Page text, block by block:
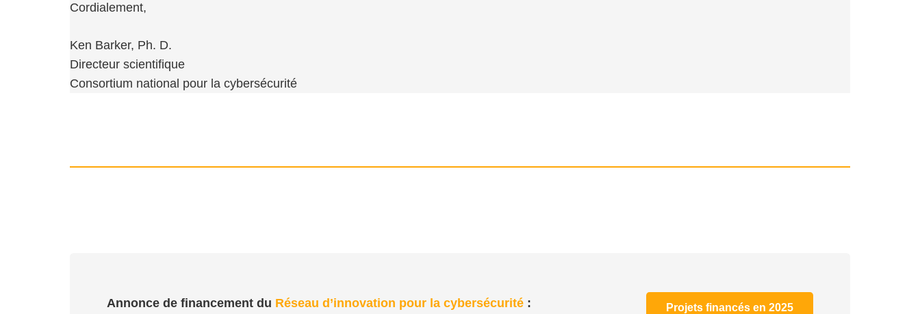
Cordialement,
Ken Barker, Ph. D.
Directeur scientifique
Consortium national pour la cybersécurité
Annonce de financement du Réseau d’innovation pour la cybersécurité :
Projets financés en 2025